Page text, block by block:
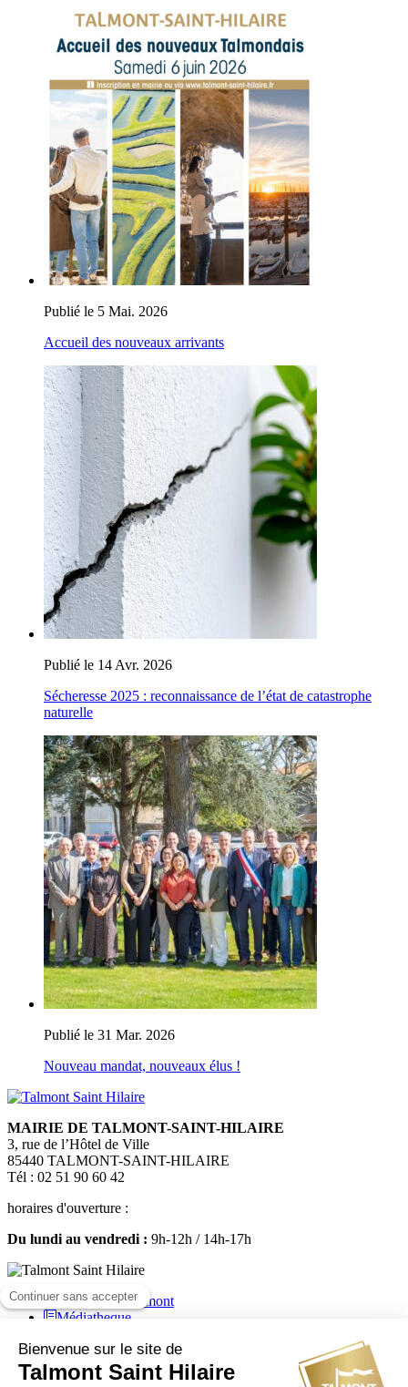
Publié le 5 Mai. 2026
Accueil des nouveaux arrivants
Publié le 14 Avr. 2026
Sécheresse 2025 : reconnaissance de l’état de catastrophe
naturelle
Publié le 31 Mar. 2026
Nouveau mandat, nouveaux élus !
MAIRIE DE TALMONT-SAINT-HILAIRE
3, rue de l’Hôtel de Ville
85440 TALMONT-SAINT-HILAIRE
Tél : 02 51 90 60 42
horaires d'ouverture :
Du lundi au vendredi : 9h-12h / 14h-17h
Médiatheque